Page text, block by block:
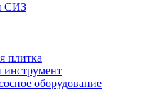
СИЗ
плитка
инструмент
оборудование